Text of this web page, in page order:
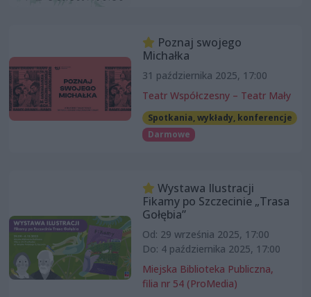
Poznaj swojego
Michałka
31 października 2025, 17:00
Teatr Współczesny – Teatr Mały
Spotkania, wykłady, konferencje
Darmowe
Wystawa Ilustracji
Fikamy po Szczecinie „Trasa
Gołębia”
Od: 29 września 2025, 17:00
Do: 4 października 2025, 17:00
Miejska Biblioteka Publiczna,
filia nr 54 (ProMedia)